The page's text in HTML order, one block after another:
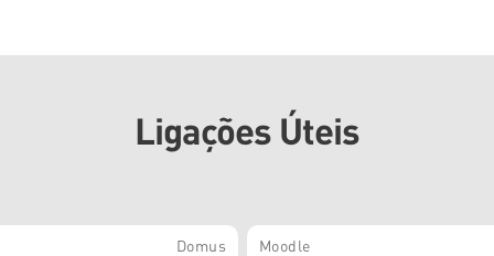
Ligações Úteis
Domus Moodle